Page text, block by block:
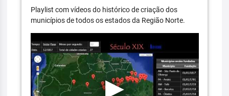
Playlist com vídeos do histórico de criação dos
municípios de todos os estados da Região Norte.